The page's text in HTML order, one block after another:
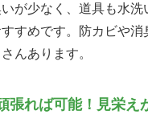
が少なく、道具も水洗
すめです。防カビや消
んあります。
れば可能！見栄え